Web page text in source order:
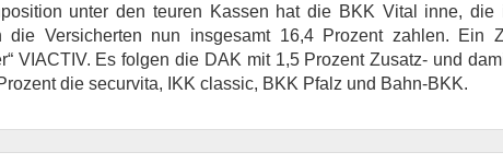
unter den teuren Kassen hat die BKK Vital inne, die
die Versicherten nun insgesamt 16,4 Prozent zahlen. Ein
VIACTIV. Es folgen die DAK mit 1,5 Prozent Zusatz- und
die securvita, IKK classic, BKK Pfalz und Bahn-BKK.